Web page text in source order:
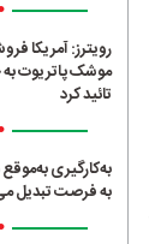
رویترز: آمریکا
موشک پاتریوت به
تائید کرد
به‌کارگیری
به فرصت تبدیل